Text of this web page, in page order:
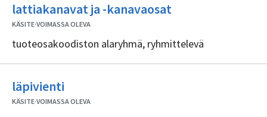
lattiakanavat ja -kanavaosat
sisällöntuottajia
KÄSITE·VOIMASSA OLEVA
tuoteosakoodiston alaryhmä, ryhmittelevä
läpivienti
sisällöntuottajia
KÄSITE·VOIMASSA OLEVA